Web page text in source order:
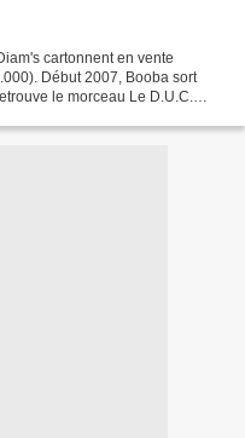
cartonnent en vente
Début 2007, Booba sort
le morceau Le D.U.C.